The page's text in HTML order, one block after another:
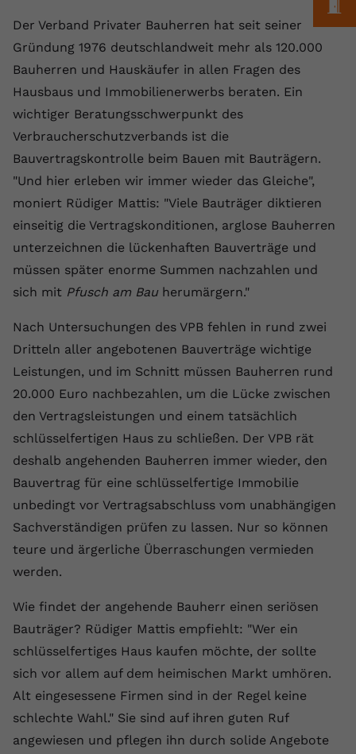
Der Verband Privater Bauherren hat seit seiner
Gründung 1976 deutschlandweit mehr als 120.000
Bauherren und Hauskäufer in allen Fragen des
Hausbaus und Immobilienerwerbs beraten. Ein
wichtiger Beratungsschwerpunkt des
Verbraucherschutzverbands ist die
Bauvertragskontrolle beim Bauen mit Bauträgern.
"Und hier erleben wir immer wieder das Gleiche",
moniert Rüdiger Mattis: "Viele Bauträger diktieren
einseitig die Vertragskonditionen, arglose Bauherren
unterzeichnen die lückenhaften Bauverträge und
müssen später enorme Summen nachzahlen und
sich mit Pfusch am Bauherumärgern."
Nach Untersuchungen des VPB fehlen in rund zwei
Dritteln aller angebotenen Bauverträge wichtige
Leistungen, und im Schnitt müssen Bauherren rund
20.000 Euro nachbezahlen, um die Lücke zwischen
den Vertragsleistungen und einem tatsächlich
schlüsselfertigen Haus zu schließen. Der VPB rät
deshalb angehenden Bauherren immer wieder, den
Bauvertrag für eine schlüsselfertige Immobilie
unbedingt vor Vertragsabschluss vom unabhängigen
Sachverständigen prüfen zu lassen. Nur so können
teure und ärgerliche Überraschungen vermieden
werden.
Wie findet der angehende Bauherr einen seriösen
Bauträger? Rüdiger Mattis empfiehlt: "Wer ein
schlüsselfertiges Haus kaufen möchte, der sollte
sich vor allem auf dem heimischen Markt umhören.
Alt eingesessene Firmen sind in der Regel keine
schlechte Wahl." Sie sind auf ihren guten Ruf
angewiesen und pflegen ihn durch solide Angebote
Zweck
Einstellungen. Unter anderem eine
zufällig generierte ID, für die
historische Speicherung Ihrer
vorgenommen Einstellungen, falls der
Webseiten-Betreiber dies eingestellt
hat.
Anbieter VPB.de
Dieses Cookie wird verwendet, um die
Benutzereinstellungen zu ermöglichen.
Informationen zur Nutzung der
Website zu erfassen.
Anbieter Google Ads
Laufzeit 90 Tage
Zweck
Wird von Google Ads für das
Conversion-Tracking verwendet, um
Werbeklicks der Nutzung auf unserer
Website zuzuordnen.
Externe Inhalte
Wir verwenden auf unserer Website externe Inhalte,
um Ihnen zusätzliche Informationen anzubieten.
Name vuid
Anbieter vimeo.com
Laufzeit 2 Jahre
Zweck
Vimeo installiert dieses Cookie, um
indem es eine eindeutige ID zum
Einbetten von Videos auf der Website
setzt.
Name CONSENT
Anbieter youtube.com
Laufzeit 2 Jahre
Zweck
YouTube setzt dieses Cookie über
eingebettete YouTube-Videos und
registriert anonyme statistische Daten.
Name yt-remote-device-id
Anbieter
Zweck
YouTube setzt diesen Cookie, um die
Videopräferenzen des Benutzers zu
speichern, der eingebettete YouTube-
Name yt.innertube::requests
Cookie-Informationen anzeigen